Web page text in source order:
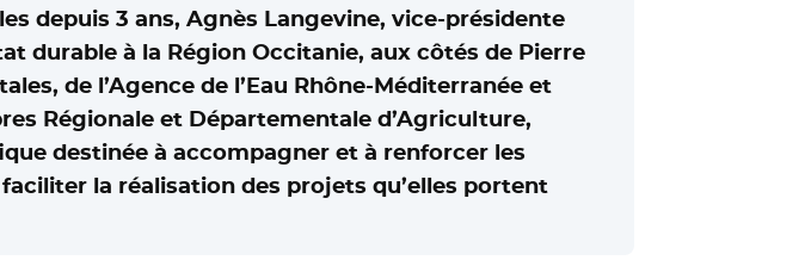
depuis 3 ans, Agnès Langevine, vice-présidente
durable à la Région Occitanie, aux côtés de Pierre
de l’Agence de l’Eau Rhône-Méditerranée et
Régionale et Départementale d’Agriculture,
destinée à accompagner et à renforcer les
la réalisation des projets qu’elles portent